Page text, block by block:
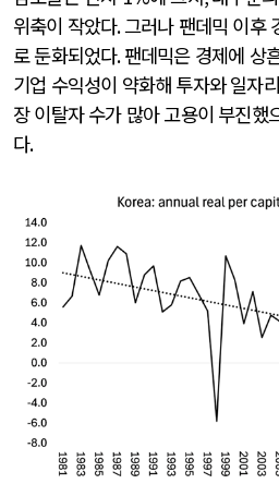
위축이 작았다.그러나 팬데믹 이후
로 둔화되었다.팬데믹은 경제에 상
기업 수익성이 약화해 투자와 일자
장 이탈자 수가 많아 고용이 부진했
다.